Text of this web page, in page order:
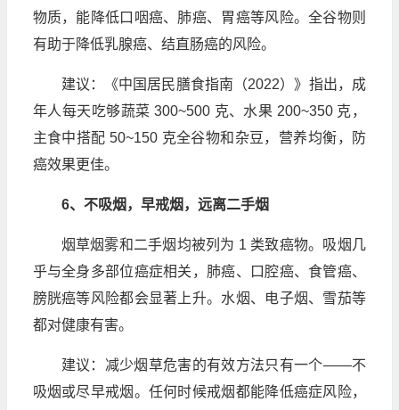
物质，能降低口咽癌、肺癌、胃癌等风险。全谷物则
有助于降低乳腺癌、结直肠癌的风险。
建议：《中国居民膳食指南（2022）》指出，成
年人每天吃够蔬菜 300~500 克、水果 200~350 克，
主食中搭配 50~150 克全谷物和杂豆，营养均衡，防
癌效果更佳。
6、不吸烟，早戒烟，远离二手烟
烟草烟雾和二手烟均被列为 1 类致癌物。吸烟几
乎与全身多部位癌症相关，肺癌、口腔癌、食管癌、
膀胱癌等风险都会显著上升。水烟、电子烟、雪茄等
都对健康有害。
建议：减少烟草危害的有效方法只有一个——不
吸烟或尽早戒烟。任何时候戒烟都能降低癌症风险，